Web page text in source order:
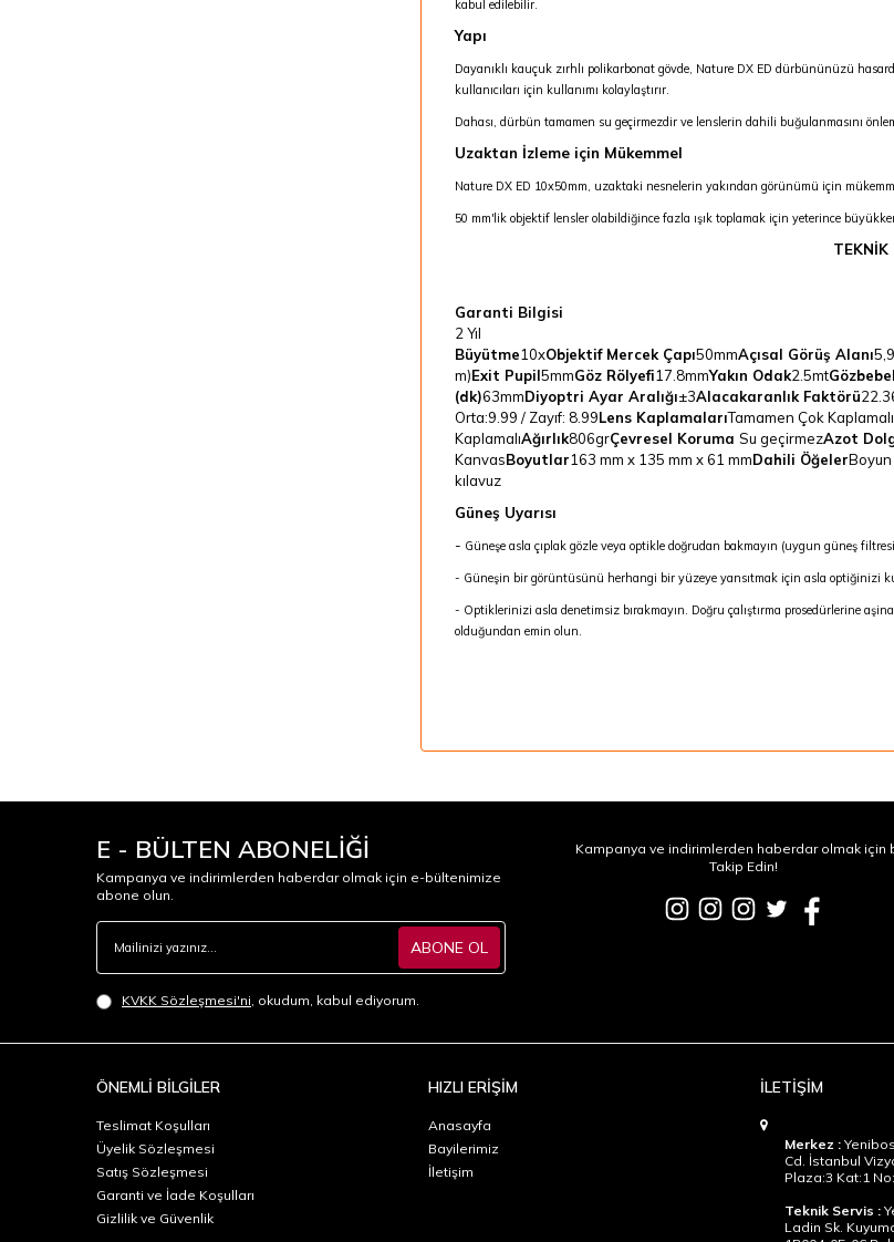
kabul edilebilir.
Yapı
Dayanıklı kauçuk zırhlı polikarbonat gövde, Nature DX ED dürbününüzü
kullanıcıları için kullanımı kolaylaştırır.
Dahası, dürbün tamamen su geçirmezdir ve lenslerin dahili buğulanmasını
Uzaktan İzleme için Mükemmel
Nature DX ED 10x50mm, uzaktaki nesnelerin yakından görünümü için
50 mm'lik objektif lensler olabildiğince fazla ışık toplamak için yeterince
TEKNİK
Garanti Bilgisi
2 Yıl
Büyütme10xObjektif Mercek Çapı50mmAçısal Görüş Alanı
m)Exit Pupil5mmGöz Rölyefi17.8mmYakın Odak2.5mt
(dk)63mmDiyoptri Ayar Aralığı±3Alacakaranlık Faktörü
Orta:9.99 / Zayıf: 8.99Lens KaplamalarıTamamen Çok Kaplamalı
KaplamalıAğırlık806grÇevresel Koruma Su geçirmezAzot
KanvasBoyutlar163 mm x 135 mm x 61 mmDahili ÖğelerBoyun
kılavuz
Güneş Uyarısı
- Güneşe asla çıplak gözle veya optikle doğrudan bakmayın (uygun güneş
- Güneşin bir görüntüsünü herhangi bir yüzeye yansıtmak için asla optiğinizi
- Optiklerinizi asla denetimsiz bırakmayın. Doğru çalıştırma prosedürlerine
olduğundan emin olun.
E - BÜLTEN ABONELİĞİ
Kampanya ve indirimlerden haberdar olmak için e-bültenimize
abone olun.
ABONE OL
KVKK Sözleşmesi'ni, okudum, kabul ediyorum.
Kampanya ve indirimlerden haberdar olmak için
Takip Edin!
ÖNEMLİ BİLGİLER
Teslimat Koşulları
Üyelik Sözleşmesi
Satış Sözleşmesi
Garanti ve İade Koşulları
Gizlilik ve Güvenlik
HIZLI ERİŞİM
Anasayfa
Bayilerimiz
İletişim
İLETİŞİM
Merkez :
Cd. İstanbul
Plaza:3 Kat:1
Teknik Servis :
Ladin Sk.